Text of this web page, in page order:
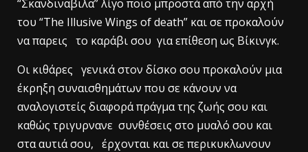
“Σκανδιναβιλα” λίγο ποιο μπροστά από την αρχή
του “The Illusive Wings of death” και σε προκαλούν
να παρεις το καράβι σου για επίθεση ως Βίκινγκ.
Οι κιθάρες γενικά στον δίσκο σου προκαλούν μια
έκρηξη συναισθημάτων που σε κάνουν να
αναλογιστείς διαφορά πράγμα της ζωής σου και
καθώς τριγυρνανε συνθέσεις στο μυαλό σου και
στα αυτιά σου, έρχονται και σε περικυκλωνουν